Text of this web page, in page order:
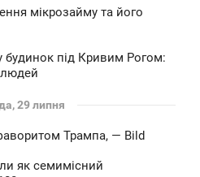
мікрозайму та його
будинок під Кривим Рогом:
29 липня
Трампа, — Bild
як семимісний